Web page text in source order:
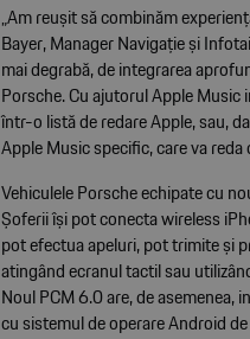
„Am reușit să combinăm
Bayer, Manager Navigație și
mai degrabă, de integrarea
Porsche. Cu ajutorul Apple Music
într-o listă de redare Apple, sau,
Apple Music specific, care va
Vehiculele Porsche echipate cu
Șoferii își pot conecta wireless
pot efectua apeluri, pot trimite și
atingând ecranul tactil sau
Noul PCM 6.0 are, de
cu sistemul de operare Android